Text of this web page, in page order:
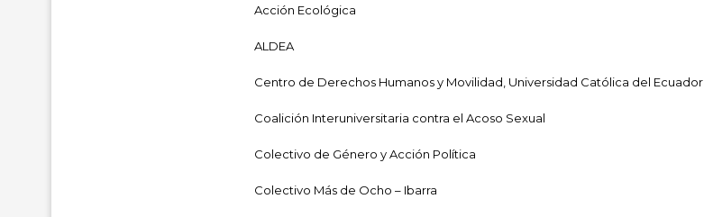
Acción Ecológica
ALDEA
Centro de Derechos Humanos y Movilidad, Universidad Católica del Ecuador
Coalición Interuniversitaria contra el Acoso Sexual
Colectivo de Género y Acción Política
Colectivo Más de Ocho – Ibarra